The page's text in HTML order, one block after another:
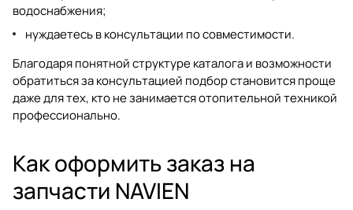
водоснабжения;
нуждаетесь в консультации по совместимости.
Благодаря понятной структуре каталога и возможности
обратиться за консультацией подбор становится проще
даже для тех, кто не занимается отопительной техникой
профессионально.
Как оформить заказ на
запчасти NAVIEN